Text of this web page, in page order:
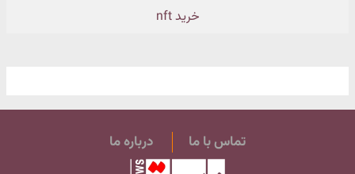
خرید nft
تماس با ما درباره ما